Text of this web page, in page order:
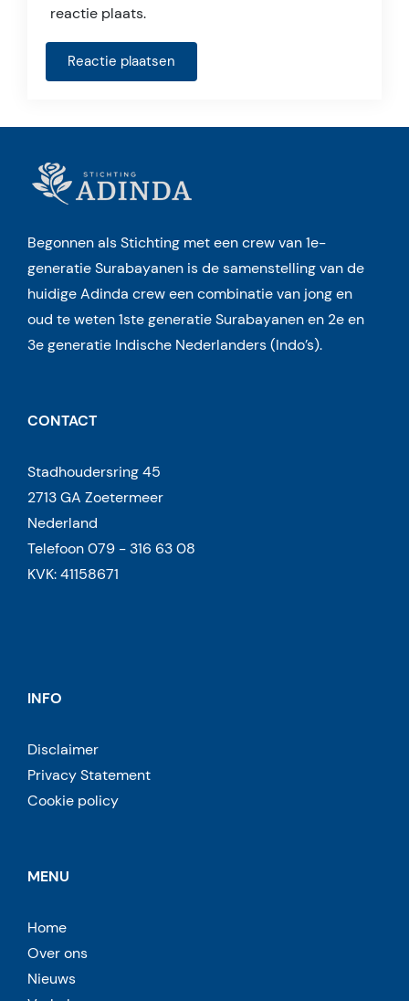
reactie plaats.
Begonnen als Stichting met een crew van 1e-
generatie Surabayanen is de samenstelling van de
huidige Adinda crew een combinatie van jong en
oud te weten 1ste generatie Surabayanen en 2e en
3e generatie Indische Nederlanders (Indo’s).
CONTACT
Stadhoudersring 45
2713 GA Zoetermeer
Nederland
Telefoon 079 - 316 63 08
KVK: 41158671
INFO
Disclaimer
Privacy Statement
Cookie policy
MENU
Home
Over ons
Nieuws